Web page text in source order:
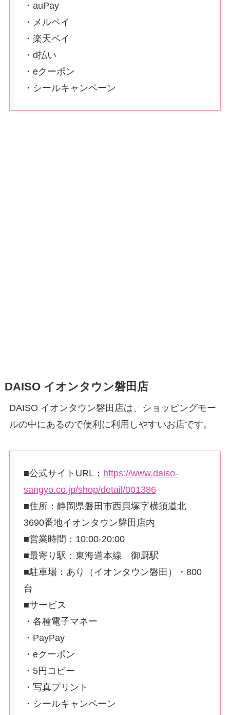
・auPay
・メルペイ
・楽天ペイ
・d払い
・eクーポン
・シールキャンペーン
DAISO イオンタウン磐田店
DAISO イオンタウン磐田店は、ショッピングモー
ルの中にあるので便利に利用しやすいお店です。
■公式サイトURL： https://www.daiso-
sangyo.co.jp/shop/detail/001386
■住所：静岡県磐田市西貝塚字横須道北
3690番地イオンタウン磐田店内
■営業時間：10:00-20:00
■最寄り駅：東海道本線 御厨駅
■駐車場：あり（イオンタウン磐田）・800
台
■サービス
・各種電子マネー
・PayPay
・eクーポン
・5円コピー
・写真プリント
・シールキャンペーン